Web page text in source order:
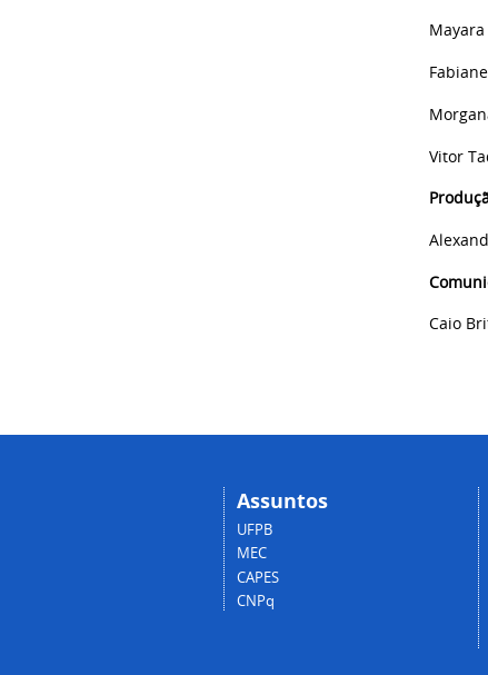
Vitor
Caio
Assuntos
UFPB
MEC
CAPES
CNPq